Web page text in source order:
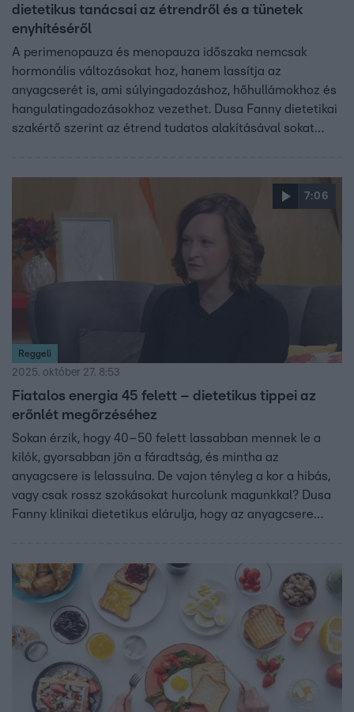
dietetikus tanácsai az étrendről és a tünetek
enyhítéséről
A perimenopauza és menopauza időszaka nemcsak
hormonális változásokat hoz, hanem lassítja az
anyagcserét is, ami súlyingadozáshoz, hőhullámokhoz és
hangulatingadozásokhoz vezethet. Dusa Fanny dietetikai
szakértő szerint az étrend tudatos alakításával sokat
tippeket is ad az étkezés megváltoztatására, hogy
könnyebben átvészelhessük ezt az élethelyzetet.
7:06
Reggeli
2025. október 27. 8:53
Fiatalos energia 45 felett – dietetikus tippei az
erőnlét megőrzéséhez
Sokan érzik, hogy 40–50 felett lassabban mennek le a
kilók, gyorsabban jön a fáradtság, és mintha az
anyagcsere is lelassulna. De vajon tényleg a kor a hibás,
vagy csak rossz szokásokat hurcolunk magunkkal? Dusa
Fanny klinikai dietetikus elárulja, hogy az anyagcsere
izomtömeg megtartása, a rendszeres izomerősítő
mozgás, a hormonális változások ellensúlyozása,
valamint a megfelelő vitamin- és ásványianyag-pótlás.